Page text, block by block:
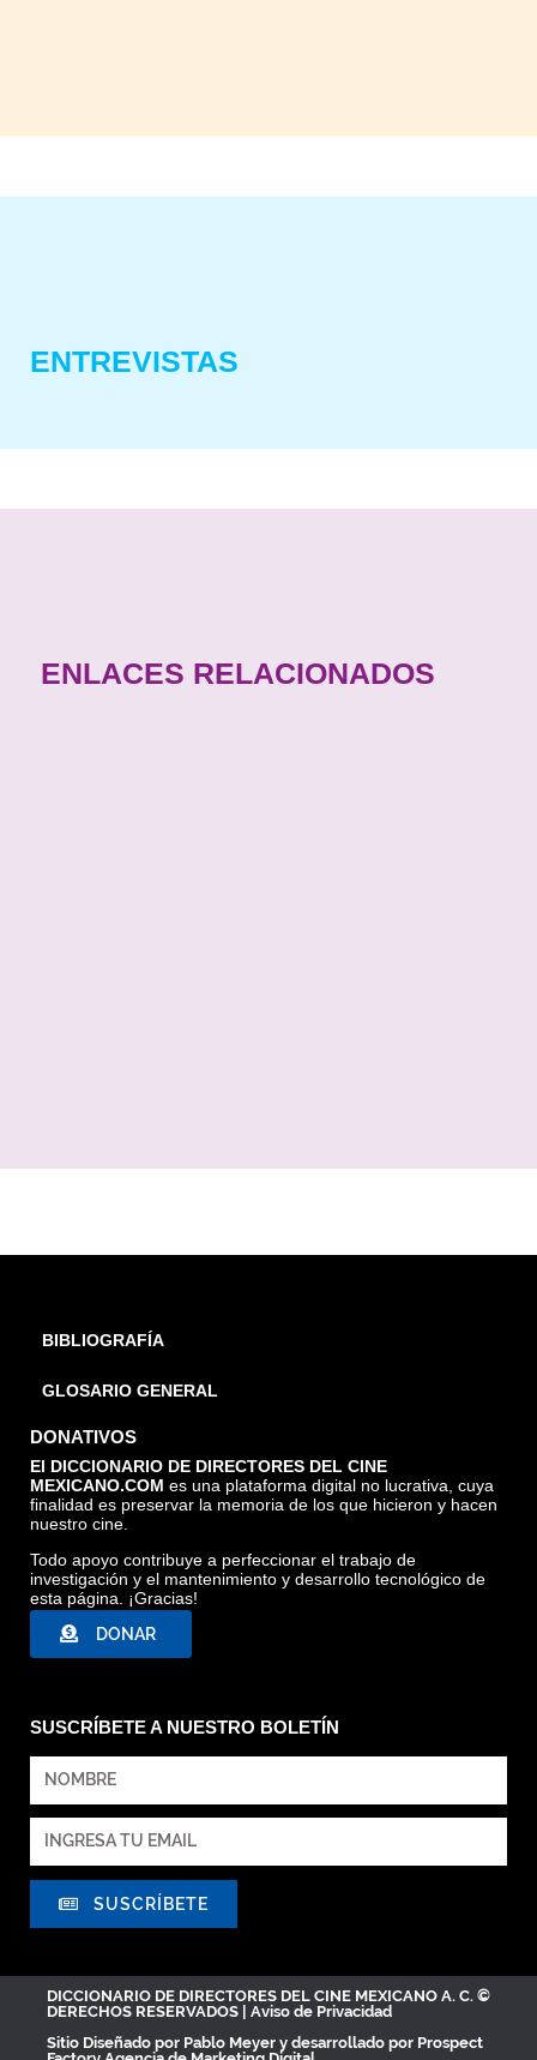
ENTREVISTAS
ENLACES RELACIONADOS
BIBLIOGRAFÍA
GLOSARIO GENERAL
DONATIVOS
El DICCIONARIO DE DIRECTORES DEL CINE
MEXICANO.COM es una plataforma digital no lucrativa, cuya
finalidad es preservar la memoria de los que hicieron y hacen
nuestro cine.
Todo apoyo contribuye a perfeccionar el trabajo de
investigación y el mantenimiento y desarrollo tecnológico de
esta página. ¡Gracias!
DONAR
SUSCRÍBETE A NUESTRO BOLETÍN
SUSCRÍBETE
DICCIONARIO DE DIRECTORES DEL CINE MEXICANO A. C. ©
DERECHOS RESERVADOS | Aviso de Privacidad
Sitio Diseñado por Pablo Meyer y desarrollado por Prospect